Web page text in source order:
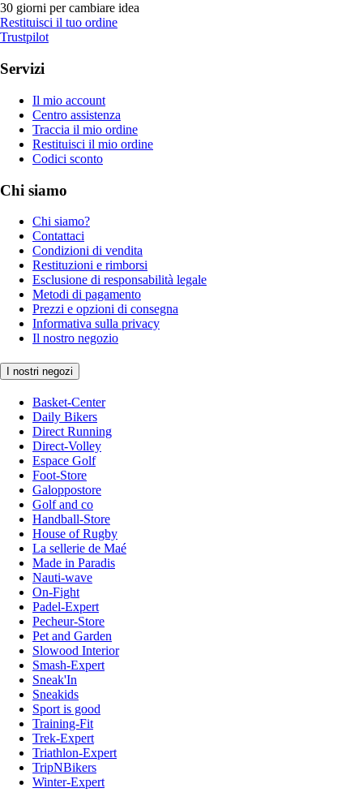
30 giorni per cambiare idea
Restituisci il tuo ordine
Trustpilot
Servizi
Il mio account
Centro assistenza
Traccia il mio ordine
Restituisci il mio ordine
Codici sconto
Chi siamo
Chi siamo?
Contattaci
Condizioni di vendita
Restituzioni e rimborsi
Esclusione di responsabilità legale
Metodi di pagamento
Prezzi e opzioni di consegna
Informativa sulla privacy
Il nostro negozio
I nostri negozi
Basket-Center
Daily Bikers
Direct Running
Direct-Volley
Espace Golf
Foot-Store
Galoppostore
Golf and co
Handball-Store
House of Rugby
La sellerie de Maé
Made in Paradis
Nauti-wave
On-Fight
Padel-Expert
Pecheur-Store
Pet and Garden
Slowood Interior
Smash-Expert
Sneak'In
Sneakids
Sport is good
Training-Fit
Trek-Expert
Triathlon-Expert
TripNBikers
Winter-Expert